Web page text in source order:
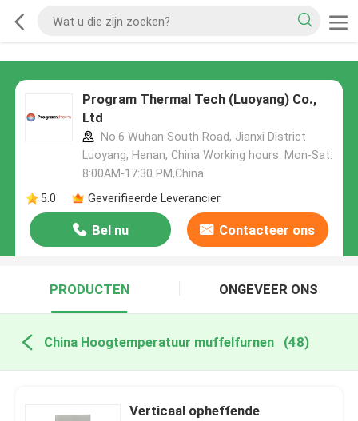
Program Thermal Tech (Luoyang) Co.,
Ltd
No.6 Wuhan South Road, Jianxi District
Luoyang, Henan, China Working hours: Mon-Sat:
8:00AM-17:30 PM,China
5.0
Geverifieerde Leverancier
Bel nu Contacteer ons
PRODUCTEN ONGEVEER ONS
China Hoogtemperatuur muffelfurnen (48)
Verticaal opheffende